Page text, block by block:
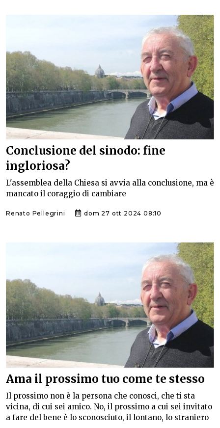
Conclusione del sinodo: fine
ingloriosa?
L'assemblea della Chiesa si avvia alla conclusione, ma è
mancato il coraggio di cambiare
Renato Pellegrini dom 27 ott 2024 08:10
Ama il prossimo tuo come te stesso
Il prossimo non è la persona che conosci, che ti sta
vicina, di cui sei amico. No, il prossimo a cui sei invitato
a fare del bene è lo sconosciuto, il lontano, lo straniero